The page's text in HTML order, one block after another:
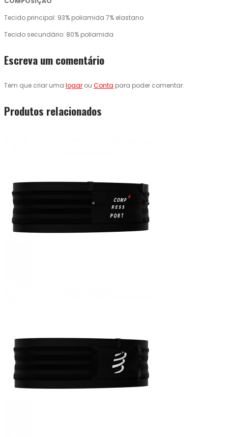
Tecido principal: 93% poliamida 7% elastano
Tecido secundário: 80% poliamida
Escreva um comentário
Tem que criar uma logar ou Conta para poder comentar.
Produtos relacionados